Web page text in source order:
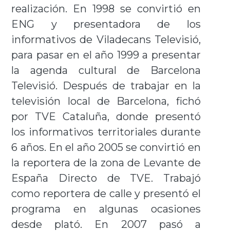
realización. En 1998 se convirtió en
ENG y presentadora de los
informativos de Viladecans Televisió,
para pasar en el año 1999 a presentar
la agenda cultural de Barcelona
Televisió. Después de trabajar en la
televisión local de Barcelona, fichó
por TVE Cataluña, donde presentó
los informativos territoriales durante
6 años. En el año 2005 se convirtió en
la reportera de la zona de Levante de
España Directo de TVE. Trabajó
como reportera de calle y presentó el
programa en algunas ocasiones
desde plató. En 2007 pasó a